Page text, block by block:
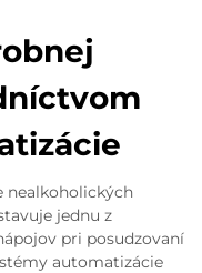
nealkoholických
jednu z
pri posudzovaní
automatizácie